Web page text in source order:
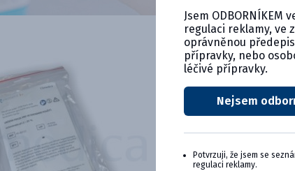
Jsem ODBORNÍKEM
regulaci reklamy, ve
oprávněnou
přípravky, nebo
léčivé přípravky.
Nejsem
Potvrzuji, že jsem se
regulaci reklamy.